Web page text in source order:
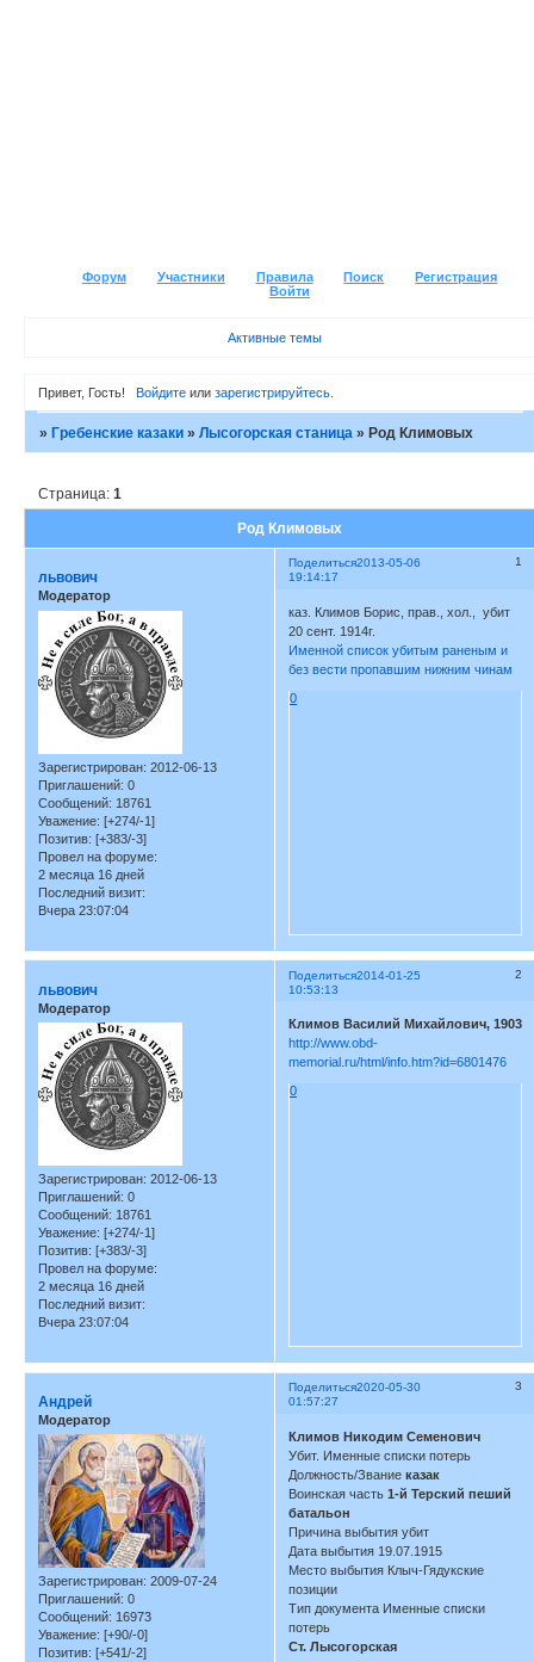
Форум Участники Правила Поиск
Регистрация
Войти
Активные темы
Привет, Гость! Войдитеили зарегистрируйтесь.
»Гребенские казаки »Лысогорская станица »Род Климовых
Род Климовых
Страница:1
Поделиться 1
2013-05-06
19:14:17
львович
Модератор
Зарегистрирован: 2012-06-13
Приглашений: 0
Сообщений: 18761
Уважение: [+274/-1]
Позитив: [+383/-3]
Провел на форуме:
2 месяца 16 дней
Последний визит:
Вчера 23:07:04
каз. Климов Борис, прав., хол., убит
20 сент. 1914г.
Именной список убитым раненым и
без вести пропавшим нижним чинам
0
Поделиться 2
2014-01-25
10:53:13
львович
Модератор
Зарегистрирован: 2012-06-13
Приглашений: 0
Сообщений: 18761
Уважение: [+274/-1]
Позитив: [+383/-3]
Провел на форуме:
2 месяца 16 дней
Последний визит:
Вчера 23:07:04
Климов Василий Михайлович, 1903
http://www.obd-
memorial.ru/html/info.htm?id=6801476
0
Поделиться 3
2020-05-30
01:57:27
Андрей
Модератор
Зарегистрирован: 2009-07-24
Приглашений: 0
Сообщений: 16973
Уважение: [+90/-0]
Позитив: [+541/-2]
Климов Никодим Семенович
Убит. Именные списки потерь
Должность/Званиеказак
Воинская часть1-й Терский пеший
батальон
Причина выбытия убит
Дата выбытия 19.07.1915
Место выбытия Клыч-Гядукские
позиции
Тип документа Именные списки
потерь
Ст. Лысогорская